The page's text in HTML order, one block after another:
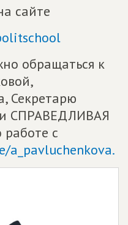
сайте
обращаться к
Секретарю
СПРАВЕДЛИВАЯ
с
a_pavluchenkova.